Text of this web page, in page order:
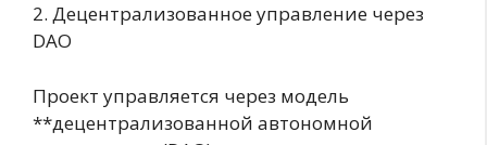
2. Децентрализованное управление через
DAO
Проект управляется через модель
**децентрализованной автономной